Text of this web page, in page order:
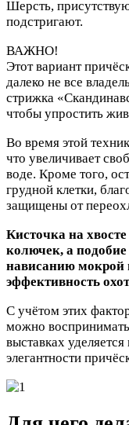
Шерсть,
подстригают.
ВАЖНО!
Этот вариант
далеко не все
стрижка
чтобы упростить
Во время этой
что увеличивает
воде. Кроме того,
грудной клетки,
защищены от
Кисточка на
колючек, а подобие
нависанию мокрой
эффективность
С учётом этих
можно
выставках
элегантности